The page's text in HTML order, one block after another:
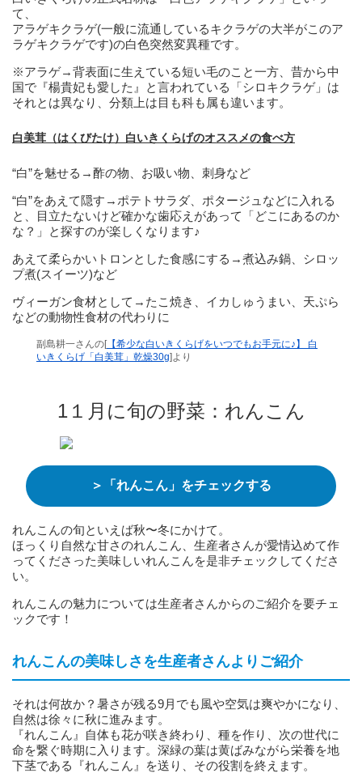
て、
アラゲキクラゲ(一般に流通しているキクラゲの大半がこのア
ラゲキクラゲです)の白色突然変異種です。
※アラゲ→背表面に生えている短い毛のこと一方、昔から中
国で『楊貴妃も愛した』と言われている「シロキクラゲ」は
それとは異なり、分類上は目も科も属も違います。
白美茸（はくびたけ）白いきくらげのオススメの食べ方
“白”を魅せる→酢の物、お吸い物、刺身など
“白”をあえて隠す→ポテトサラダ、ポタージュなどに入れる
と、目立たないけど確かな歯応えがあって「どこにあるのか
な？」と探すのが楽しくなります♪
あえて柔らかいトロンとした食感にする→煮込み鍋、シロッ
プ煮(スイーツ)など
ヴィーガン食材として→たこ焼き、イカしゅうまい、天ぷら
などの動物性食材の代わりに
副島耕一さんの[【希少な白いきくらげをいつでもお手元に♪】 白
いきくらげ「白美茸」乾燥30g]より
1１月に旬の野菜：れんこん
＞「れんこん」をチェックする
れんこんの旬といえば秋〜冬にかけて。
ほっくり自然な甘さのれんこん、生産者さんが愛情込めて作
ってくださった美味しいれんこんを是非チェックしてくださ
い。
れんこんの魅力については生産者さんからのご紹介を要チェ
ックです！
れんこんの美味しさを生産者さんよりご紹介
それは何故か？暑さが残る9月でも風や空気は爽やかになり、
自然は徐々に秋に進みます。
『れんこん』自体も花が咲き終わり、種を作り、次の世代に
命を繋ぐ時期に入ります。深緑の葉は黄ばみながら栄養を地
下茎である『れんこん』を送り、その役割を終えます。